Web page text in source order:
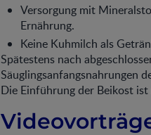
Versorgung mit
Ernährung.
Keine Kuhmilch als
Spätestens nach
Säuglingsanfangsnahrungen
Die Einführung der Beikost